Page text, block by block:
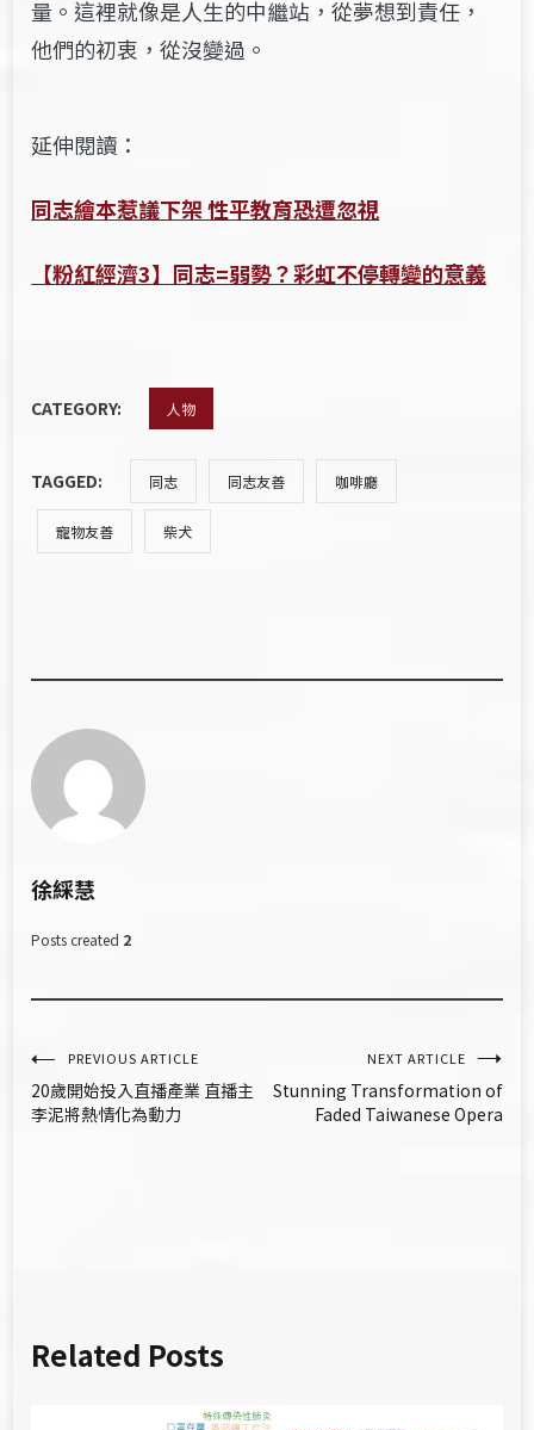
量。這裡就像是人生的中繼站，從夢想到責任，
他們的初衷，從沒變過。
延伸閱讀：
同志繪本惹議下架 性平教育恐遭忽視
【粉紅經濟3】同志=弱勢？彩虹不停轉變的意義
CATEGORY: 人物
TAGGED: 同志 同志友善 咖啡廳
寵物友善 柴犬
徐綵慧
Posts created 2
文
章
PREVIOUS ARTICLE
20歲開始投入直播產業 直播主
李泥將熱情化為動力
NEXT ARTICLE
Stunning Transformation of
Faded Taiwanese Opera
Related Posts